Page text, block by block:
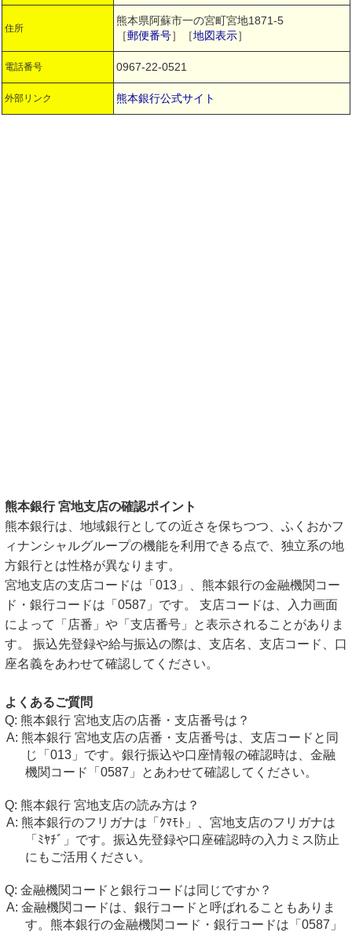
住所
熊本県阿蘇市一の宮町宮地1871-5
［郵便番号］［地図表示］
電話番号 0967-22-0521
外部リンク 熊本銀行公式サイト
熊本銀行 宮地支店の確認ポイント
熊本銀行は、地域銀行としての近さを保ちつつ、ふくおかフ
ィナンシャルグループの機能を利用できる点で、独立系の地
方銀行とは性格が異なります。
宮地支店の支店コードは「013」、熊本銀行の金融機関コー
ド・銀行コードは「0587」です。 支店コードは、入力画面
によって「店番」や「支店番号」と表示されることがありま
す。 振込先登録や給与振込の際は、支店名、支店コード、口
座名義をあわせて確認してください。
よくあるご質問
熊本銀行 宮地支店の店番・支店番号は？
熊本銀行 宮地支店の店番・支店番号は、支店コードと同
じ「013」です。銀行振込や口座情報の確認時は、金融
機関コード「0587」とあわせて確認してください。
熊本銀行 宮地支店の読み方は？
熊本銀行のフリガナは「ｸﾏﾓﾄ」、宮地支店のフリガナは
「ﾐﾔﾁﾞ」です。振込先登録や口座確認時の入力ミス防止
にもご活用ください。
金融機関コードと銀行コードは同じですか？
金融機関コードは、銀行コードと呼ばれることもありま
す。熊本銀行の金融機関コード・銀行コードは「0587」